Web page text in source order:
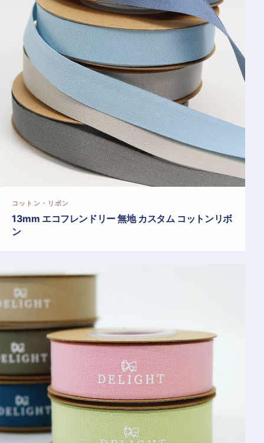
コットン・リボン
13mm エコフレンドリー 無地 カスタム コットンリボ
ン